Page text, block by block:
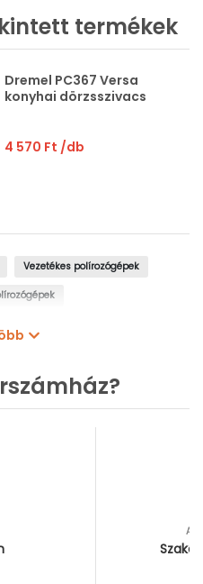
termékek
Dremel PC367 Versa
konyhai dörzsszivacs
4 570 Ft /db
Vezetékes polírozógépek